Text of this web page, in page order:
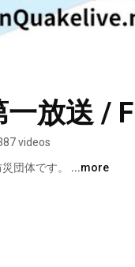
放送 /
videos
団体です。 ...more